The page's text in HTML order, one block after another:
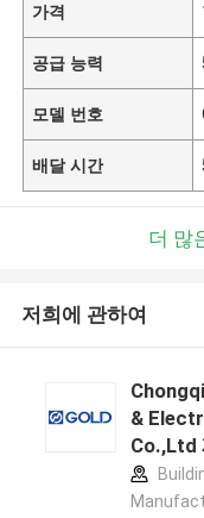
가격
공급 능력
모델 번호
배달 시간
더 많
저희에 관하여
&
Co.,Ltd